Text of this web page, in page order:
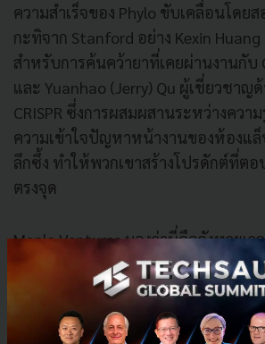
ความสำเร็จของ Phylo ขับเคลื่อนโดย
กะทิจาก Stanford อย่าง Kexin
สำหรับการค้นคว้ายาที่เคยผ่านงานกับ
และ Yuanhao (Jerry) Qu ผู้เชี่ยวชา
CRISPR ซึ่งการผสมผสานระหว่างควา
ความเข้าใจปัญหาหน้างานของห้องแล็
ลึกซึ้ง ทำให้พวกเขาสร้างโปรดักต์ที่ต
ตรงจุด
Menlo Ventures มองว่านี่คือจังหวะเว
เพราะในขณะที่เทคโนโลยี
ชีวภาพล้นทะลักเกินกว่ามนุษย์จะจัดกา
Foundation Models ก็ฉลาดพอที่จะเ
ซับซ้อนนี้ได้พอดี Phylo จึงเปรียบเส